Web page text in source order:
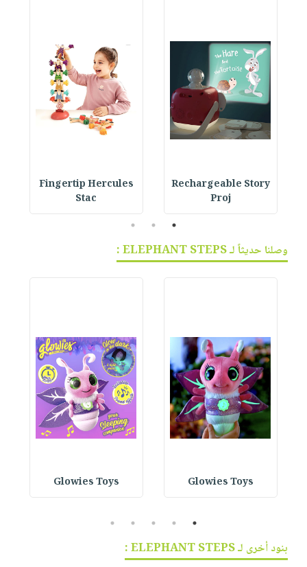
Rechargeable Story
Proj
Fingertip Hercules
Stac
1
2
3
وصلنا حديثاً لـ ELEPHANT STEPS :
Glowies Toys
Glowies Toys
1
2
3
4
5
بنود أخرى لـ ELEPHANT STEPS :